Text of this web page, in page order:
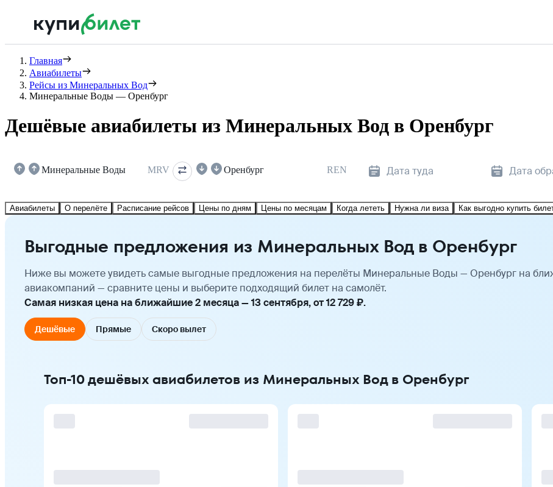
Главная
Авиабилеты
Рейсы из Минеральных Вод
Минеральные Воды — Оренбург
Дешёвые авиабилеты из Минеральных Вод в Оренбург
Минеральные Воды MRV Оренбург REN Дата туда Дата
Авиабилеты О перелёте Расписание рейсов Цены по дням Цены по месяцам Когда лететь Нужна ли виза Как выгодно купить
Выгодные предложения из Минеральных Вод в Оренбург
Ниже вы можете увидеть самые выгодные предложения на перелёты Минеральные Воды — Оренбург на
авиакомпаний — сравните цены и выберите подходящий билет на самолёт.
Самая низкая цена на ближайшие 2 месяца — 13 сентября, от 12 729 ₽.
Дешёвые Прямые Скоро вылет
Топ-10 дешёвых авиабилетов из Минеральных Вод в Оренбург